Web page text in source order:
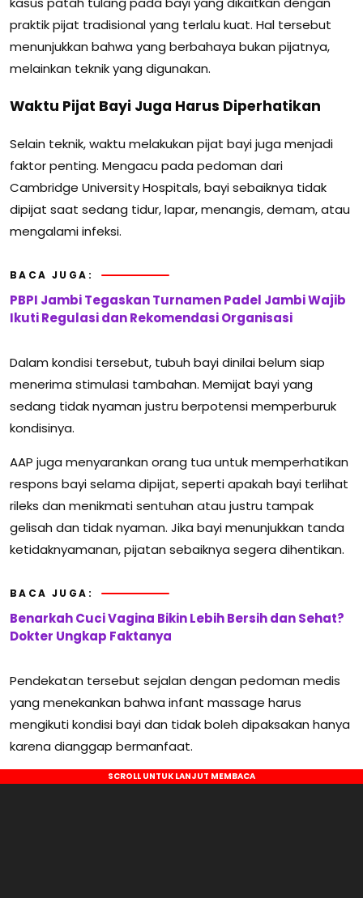
praktik pijat tradisional yang terlalu kuat. Hal tersebut
menunjukkan bahwa yang berbahaya bukan pijatnya,
melainkan teknik yang digunakan.
Waktu Pijat Bayi Juga Harus Diperhatikan
Selain teknik, waktu melakukan pijat bayi juga menjadi
faktor penting. Mengacu pada pedoman dari
Cambridge University Hospitals, bayi sebaiknya tidak
dipijat saat sedang tidur, lapar, menangis, demam, atau
mengalami infeksi.
BACA JUGA:
PBPI Jambi Tegaskan Turnamen Padel Jambi Wajib
Ikuti Regulasi dan Rekomendasi Organisasi
Dalam kondisi tersebut, tubuh bayi dinilai belum siap
menerima stimulasi tambahan. Memijat bayi yang
sedang tidak nyaman justru berpotensi memperburuk
kondisinya.
AAP juga menyarankan orang tua untuk memperhatikan
respons bayi selama dipijat, seperti apakah bayi terlihat
rileks dan menikmati sentuhan atau justru tampak
gelisah dan tidak nyaman. Jika bayi menunjukkan tanda
ketidaknyamanan, pijatan sebaiknya segera dihentikan.
BACA JUGA:
Benarkah Cuci Vagina Bikin Lebih Bersih dan Sehat?
Dokter Ungkap Faktanya
Pendekatan tersebut sejalan dengan pedoman medis
yang menekankan bahwa infant massage harus
mengikuti kondisi bayi dan tidak boleh dipaksakan hanya
karena dianggap bermanfaat.